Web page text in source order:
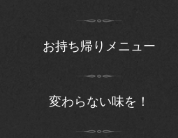
お持ち帰りメニュー
変わらない味を！